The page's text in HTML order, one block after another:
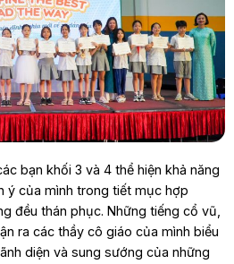
bạn khối 3 và 4 thể hiện khả năng
ý của mình trong tiết mục hợp
đều thán phục. Những tiếng cổ vũ,
ra các thầy cô giáo của mình biểu
diện và sung sướng của những